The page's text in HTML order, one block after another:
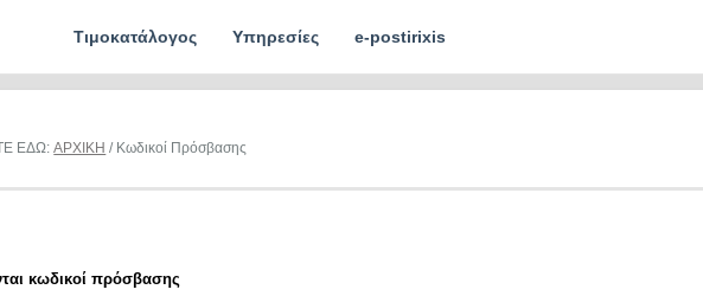
Τιμοκατάλογος Υπηρεσίες e-postirixis
ΕΔΩ:ΑΡΧΙΚΗ / Κωδικοί Πρόσβασης
κωδικοί πρόσβασης